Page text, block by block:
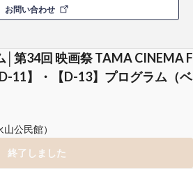
お問い合わせ
第34回 映画祭 TAMA CINEMA F
11】・【D-13】プログラム（ベ
公民館）
終了しました